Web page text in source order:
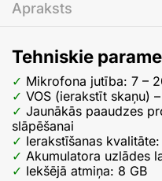
Apraksts
Tehniskie
Mikrofona jutība: 7 –
VOS (ierakstīt skaņu)
Jaunākās paaudzes
slāpēšanai
Ierakstīšanas
Akumulatora uzlādes
Iekšējā atmiņa: 8 GB